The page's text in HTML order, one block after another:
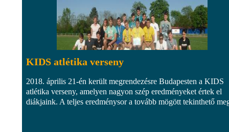
KIDS atlétika verseny
2018. április 21-én került megrendezésre Budapesten a KIDS
atlétika verseny, amelyen nagyon szép eredményeket értek el
diákjaink. A teljes eredménysor a tovább mögött tekinthető